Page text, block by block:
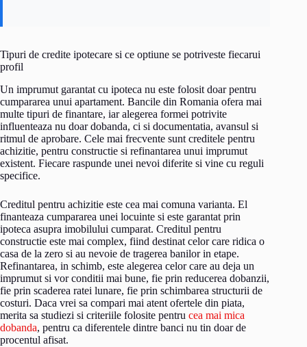
Tipuri de credite ipotecare si ce optiune se potriveste fiecarui
profil
Un imprumut garantat cu ipoteca nu este folosit doar pentru
cumpararea unui apartament. Bancile din Romania ofera mai
multe tipuri de finantare, iar alegerea formei potrivite
influenteaza nu doar dobanda, ci si documentatia, avansul si
ritmul de aprobare. Cele mai frecvente sunt creditele pentru
achizitie, pentru constructie si refinantarea unui imprumut
existent. Fiecare raspunde unei nevoi diferite si vine cu reguli
specifice.
Creditul pentru achizitie este cea mai comuna varianta. El
finanteaza cumpararea unei locuinte si este garantat prin
ipoteca asupra imobilului cumparat. Creditul pentru
constructie este mai complex, fiind destinat celor care ridica o
casa de la zero si au nevoie de tragerea banilor in etape.
Refinantarea, in schimb, este alegerea celor care au deja un
imprumut si vor conditii mai bune, fie prin reducerea dobanzii,
fie prin scaderea ratei lunare, fie prin schimbarea structurii de
costuri. Daca vrei sa compari mai atent ofertele din piata,
merita sa studiezi si criteriile folosite pentru cea mai mica
dobanda, pentru ca diferentele dintre banci nu tin doar de
procentul afisat.